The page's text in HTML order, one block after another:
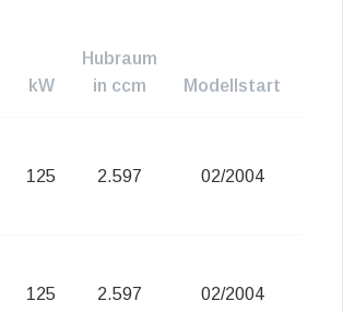
kW
Hubraum
in ccm
Modellstart
125 2.597 02/2004
125 2.597 02/2004